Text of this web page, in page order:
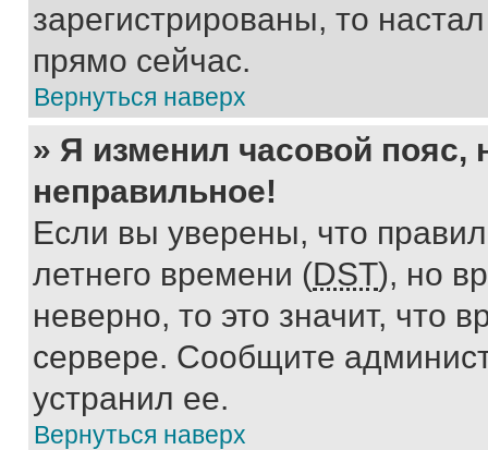
зарегистрированы, то
прямо сейчас.
Вернуться наверх
» Я изменил часовой пояс,
неправильное!
Если вы уверены, что
летнего времени (DST), но
неверно, то это значит, что
сервере. Сообщите
устранил ее.
Вернуться наверх